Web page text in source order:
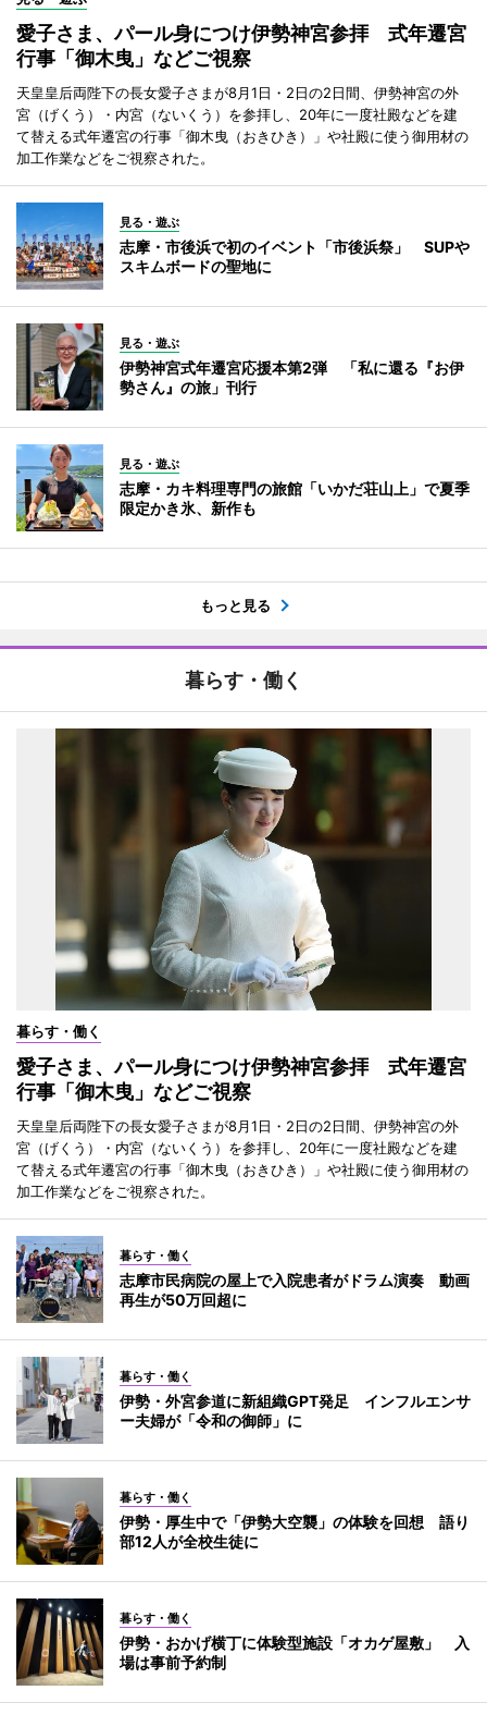
愛子さま、パール身につけ伊勢神宮参拝 式年遷宮
行事「御木曳」などご視察
天皇皇后両陛下の長女愛子さまが8月1日・2日の2日間、伊勢神宮の外
宮（げくう）・内宮（ないくう）を参拝し、20年に一度社殿などを建
て替える式年遷宮の行事「御木曳（おきひき）」や社殿に使う御用材の
加工作業などをご視察された。
見る・遊ぶ
志摩・市後浜で初のイベント「市後浜祭」 SUPや
スキムボードの聖地に
見る・遊ぶ
伊勢神宮式年遷宮応援本第2弾 「私に還る『お伊
勢さん』の旅」刊行
見る・遊ぶ
志摩・カキ料理専門の旅館「いかだ荘山上」で夏季
限定かき氷、新作も
もっと見る
暮らす・働く
暮らす・働く
愛子さま、パール身につけ伊勢神宮参拝 式年遷宮
行事「御木曳」などご視察
天皇皇后両陛下の長女愛子さまが8月1日・2日の2日間、伊勢神宮の外
宮（げくう）・内宮（ないくう）を参拝し、20年に一度社殿などを建
て替える式年遷宮の行事「御木曳（おきひき）」や社殿に使う御用材の
加工作業などをご視察された。
暮らす・働く
志摩市民病院の屋上で入院患者がドラム演奏 動画
再生が50万回超に
暮らす・働く
伊勢・外宮参道に新組織GPT発足 インフルエンサ
ー夫婦が「令和の御師」に
暮らす・働く
伊勢・厚生中で「伊勢大空襲」の体験を回想 語り
部12人が全校生徒に
暮らす・働く
伊勢・おかげ横丁に体験型施設「オカゲ屋敷」 入
場は事前予約制